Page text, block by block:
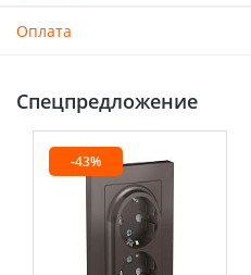
Оплата
Спецпредложение
-43%